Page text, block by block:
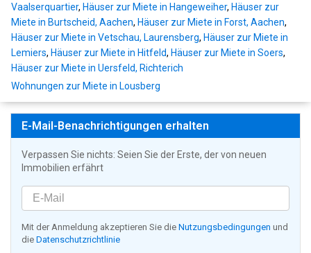
Vaalserquartier, Häuser zur Miete in Hangeweiher, Häuser zur
Miete in Burtscheid, Aachen, Häuser zur Miete in Forst, Aachen,
Häuser zur Miete in Vetschau, Laurensberg, Häuser zur Miete in
Lemiers, Häuser zur Miete in Hitfeld, Häuser zur Miete in Soers,
Häuser zur Miete in Uersfeld, Richterich
Wohnungen zur Miete in Lousberg
E-Mail-Benachrichtigungen erhalten
Verpassen Sie nichts: Seien Sie der Erste, der von neuen
Immobilien erfährt
Mit der Anmeldung akzeptieren Sie die Nutzungsbedingungen und
die Datenschutzrichtlinie